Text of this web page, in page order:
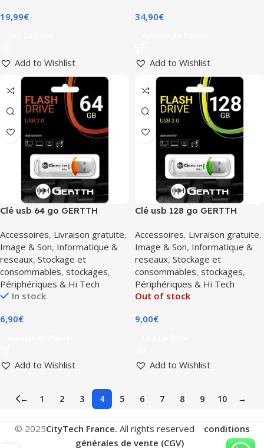
19,99€
Add to Wishlist
34,90€
Add to Wishlist
Clé usb 64 go GERTTH
Accessoires, Livraison gratuite,
Image & Son, Informatique &
reseaux, Stockage et
consommables, stockages,
Périphériques & Hi Tech
In stock
6,90€
Add to Wishlist
Clé usb 128 go GERTTH
Accessoires, Livraison gratuite,
Image & Son, Informatique &
reseaux, Stockage et
consommables, stockages,
Périphériques & Hi Tech
Out of stock
9,00€
Add to Wishlist
← 1 2 3 4 5 6 7 8 9 10 →
© 2025CityTech France. All rights reserved conditions
générales de vente (CGV)